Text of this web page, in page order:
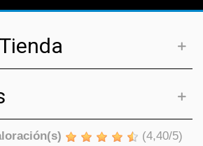
(4,40/5)